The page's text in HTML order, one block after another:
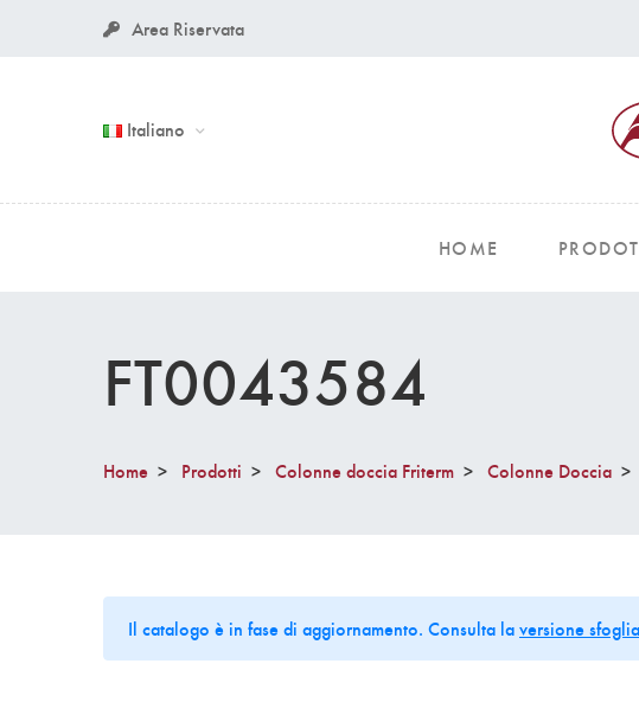
Area Riservata
Italiano
HOME
FT0043584
Home Prodotti Colonne doccia Friterm Colonne Doccia
Il catalogo è in fase di aggiornamento. Consulta laversione